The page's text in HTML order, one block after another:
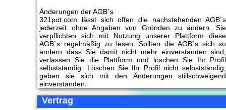
Änderungen der AGB`s
321pot.com lässt sich offen die nachstehenden AGB`s
jederzeit ohne Angaben von Gründen zu ändern. Sie
verpflichten sich mit Nutzung unserer Plattform diese
AGB`s regelmäßig zu lesen. Sollten die AGB`s sich so
ändern dass Sie damit nicht mehr einverstanden sind,
verlassen Sie die Plattform und löschen Sie Ihr Profil
selbstständig. Löschen Sie Ihr Profil nicht selbstständig,
geben sie sich mit den Änderungen stillschweigend
einverstanden.
Vertrag